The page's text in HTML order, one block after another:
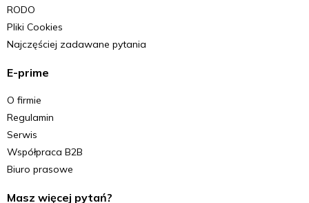
RODO
Pliki Cookies
Najczęściej zadawane pytania
E-prime
O firmie
Regulamin
Serwis
Współpraca B2B
Biuro prasowe
Masz więcej pytań?